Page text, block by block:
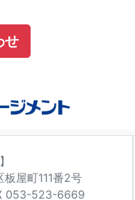
せ
屋町111番2号
053-523-6669